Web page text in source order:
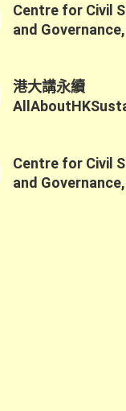
Centre for Civil
and
港大講永續
Centre for Civil
and